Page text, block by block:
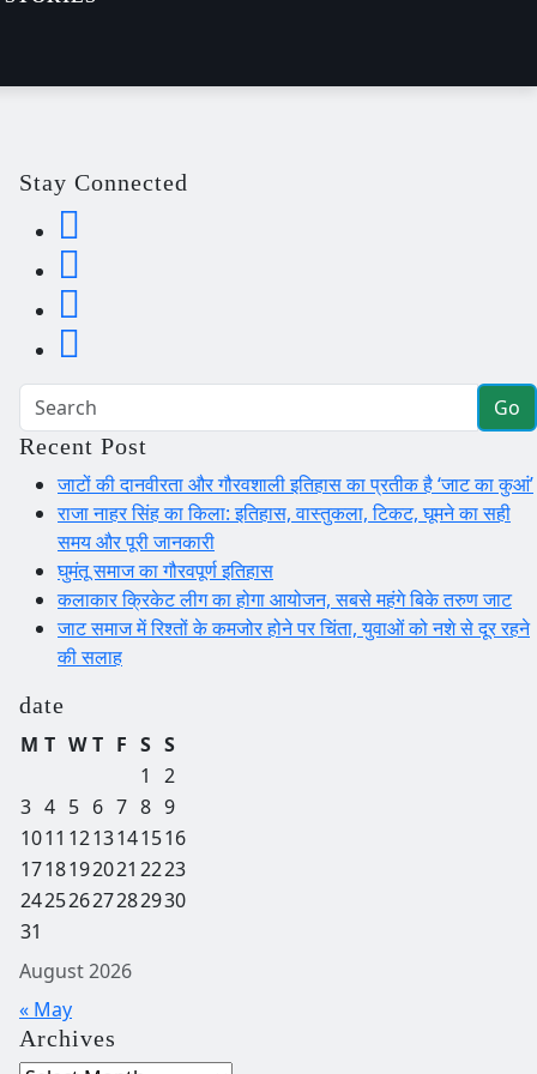
Stay Connected
Go
Recent Post
जाटों की दानवीरता और गौरवशाली इतिहास का प्रतीक है ‘जाट का कुआं’
राजा नाहर सिंह का किला: इतिहास, वास्तुकला, टिकट, घूमने का सही
समय और पूरी जानकारी
घुमंतू समाज का गौरवपूर्ण इतिहास
कलाकार क्रिकेट लीग का होगा आयोजन, सबसे महंगे बिके तरुण जाट
जाट समाज में रिश्तों के कमजोर होने पर चिंता, युवाओं को नशे से दूर रहने
की सलाह
date
August 2026
M T W T F S S
1
2
3 4 5 6 7 8 9
1011 1213141516
1718192021 2223
24252627282930
31
« May
Archives